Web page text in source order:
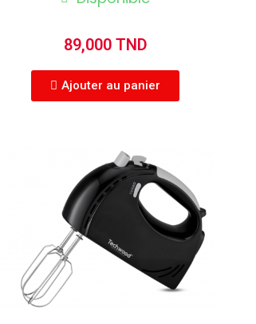
89,000 TND
Ajouter au panier